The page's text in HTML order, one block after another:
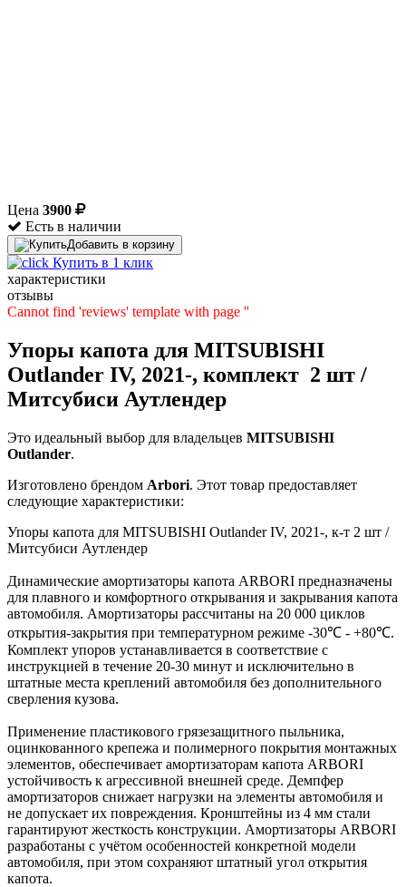
Цена 3900
Есть в наличии
Добавить в корзину
Купить в 1 клик
характеристики
отзывы
Cannot find 'reviews' template with page ''
Упоры капота для MITSUBISHI
Outlander IV, 2021-, комплект 2 шт /
Митсубиси Аутлендер
Это идеальный выбор для владельцев MITSUBISHI
Outlander.
Изготовлено брендом Arbori. Этот товар предоставляет
следующие характеристики:
Упоры капота для MITSUBISHI Outlander IV, 2021-, к-т 2 шт /
Митсубиси Аутлендер
Динамические амортизаторы капота ARBORI предназначены
для плавного и комфортного открывания и закрывания капота
автомобиля. Амортизаторы рассчитаны на 20 000 циклов
открытия-закрытия при температурном режиме -30℃ - +80℃.
Комплект упоров устанавливается в соответствие с
инструкцией в течение 20-30 минут и исключительно в
штатные места креплений автомобиля без дополнительного
сверления кузова.
Применение пластикового грязезащитного пыльника,
оцинкованного крепежа и полимерного покрытия монтажных
элементов, обеспечивает амортизаторам капота ARBORI
устойчивость к агрессивной внешней среде. Демпфер
амортизаторов снижает нагрузки на элементы автомобиля и
не допускает их повреждения. Кронштейны из 4 мм стали
гарантируют жесткость конструкции. Амортизаторы ARBORI
разработаны с учётом особенностей конкретной модели
автомобиля, при этом сохраняют штатный угол открытия
капота.